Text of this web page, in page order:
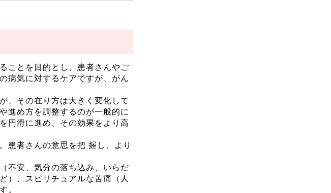
ことを目的とし、患者さんやご
病気に対するケアですが、がん
、その在り方は大きく変化して
進め方を調整するのが一般的に
円滑に進め、その効果をより高
患者さんの意思を把 握し、より
不安、気分の落ち込み、いらだ
）、スピリチュアルな苦痛（人
。